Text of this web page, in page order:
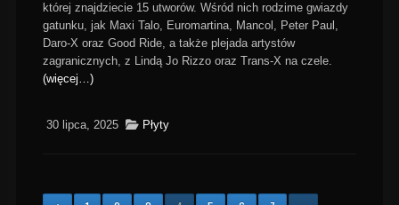
której znajdziecie 15 utworów. Wśród nich rodzime gwiazdy
gatunku, jak Maxi Talo, Euromartina, Mancol, Peter Paul,
Daro-X oraz Good Ride, a także plejada artystów
zagranicznych, z Lindą Jo Rizzo oraz Trans-X na czele.
(więcej…)
30 lipca, 2025 Płyty